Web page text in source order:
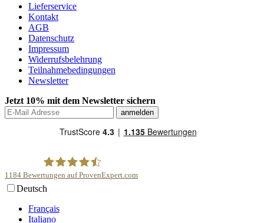
Lieferservice
Kontakt
AGB
Datenschutz
Impressum
Widerrufsbelehrung
Teilnahmebedingungen
Newsletter
Jetzt 10% mit dem Newsletter sichern
1184 Bewertungen auf ProvenExpert.com
Deutsch
Français
Italiano